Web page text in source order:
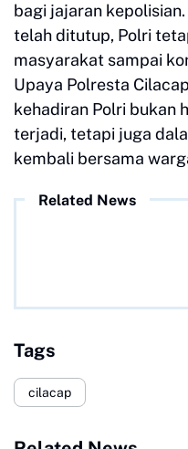
bagi jajaran
telah ditutup, Polri
masyarakat sampai
Upaya Polresta
kehadiran Polri bukan
terjadi, tetapi juga
kembali bersama
Related News
Tags
cilacap